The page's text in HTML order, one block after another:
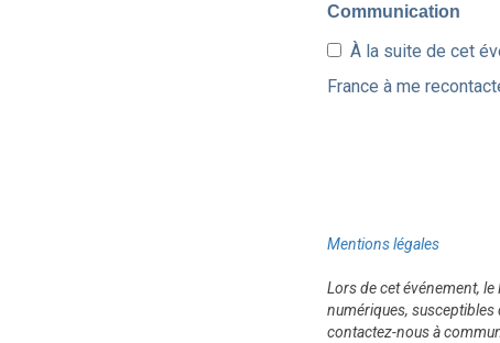
Communication
À la suite de cet
France à me
Mentions légales
Lors de cet événement,
numériques,
contactez-nous à